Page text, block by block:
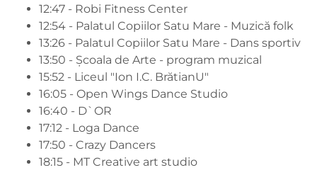
12:47 - Robi Fitness Center
12:54 - Palatul Copiilor Satu Mare - Muzică folk
13:26 - Palatul Copiilor Satu Mare - Dans sportiv
13:50 - Școala de Arte - program muzical
15:52 - Liceul "Ion I.C. BrătianU"
16:05 - Open Wings Dance Studio
16:40 - D`OR
17:12 - Loga Dance
17:50 - Crazy Dancers
18:15 - MT Creative art studio